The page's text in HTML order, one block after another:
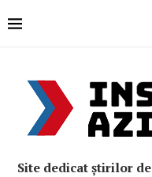
Site dedicat știrilor